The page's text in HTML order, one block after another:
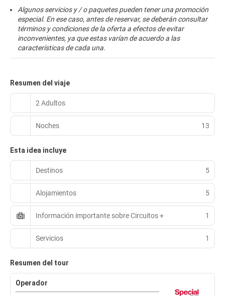
Algunos servicios y / o paquetes pueden tener una promoción
especial. En ese caso, antes de reservar, se deberán consultar
términos y condiciones de la oferta a efectos de evitar
inconvenientes, ya que estas varían de acuerdo a las
características de cada una.
Resumen del viaje
2 Adultos
Noches 13
Esta idea incluye
Destinos 5
Alojamientos 5
Información importante sobre Circuitos + 1
Servicios 1
Resumen del tour
Operador